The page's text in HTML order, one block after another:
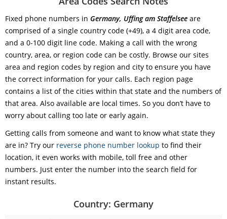
Fixed phone numbers in Germany, Uffing am Staffelsee are
comprised of a single country code (+49), a 4 digit area code,
and a 0-100 digit line code. Making a call with the wrong
country, area, or region code can be costly. Browse our sites
area and region codes by region and city to ensure you have
the correct information for your calls. Each region page
contains a list of the cities within that state and the numbers of
that area. Also available are local times. So you don’t have to
worry about calling too late or early again.
Getting calls from someone and want to know what state they
are in? Try our reverse phone number lookup to find their
location, it even works with mobile, toll free and other
numbers. Just enter the number into the search field for
instant results.
Country: Germany